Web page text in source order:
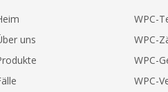
uns
WPC-
WPC-
WPC-
WPC-